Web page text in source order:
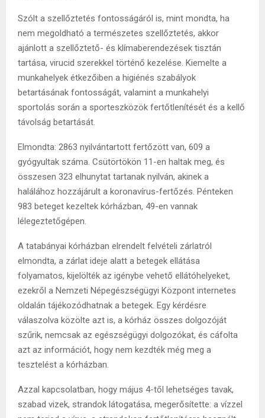
Szólt a szellőztetés fontosságáról is, mint mondta, ha
nem megoldható a természetes szellőztetés, akkor
ajánlott a szellőztető- és klímaberendezések tisztán
tartása, virucid szerekkel történő kezelése. Kiemelte a
munkahelyek étkezőiben a higiénés szabályok
betartásának fontosságát, valamint a munkahelyi
sportolás során a sporteszközök fertőtlenítését és a kellő
távolság betartását.
Elmondta: 2863 nyilvántartott fertőzött van, 609 a
gyógyultak száma. Csütörtökön 11-en haltak meg, és
összesen 323 elhunytat tartanak nyilván, akinek a
halálához hozzájárult a koronavírus-fertőzés. Pénteken
983 beteget kezeltek kórházban, 49-en vannak
lélegeztetőgépen.
A tatabányai kórházban elrendelt felvételi zárlatról
elmondta, a zárlat ideje alatt a betegek ellátása
folyamatos, kijelölték az igénybe vehető ellátóhelyeket,
ezekről a Nemzeti Népegészségügyi Központ internetes
oldalán tájékozódhatnak a betegek. Egy kérdésre
válaszolva közölte azt is, a kórház összes dolgozóját
szűrik, nemcsak az egészségügyi dolgozókat, és cáfolta
azt az információt, hogy nem kezdték még meg a
tesztelést a kórházban.
Azzal kapcsolatban, hogy május 4-től lehetséges tavak,
szabad vizek, strandok látogatása, megerősítette: a vízzel